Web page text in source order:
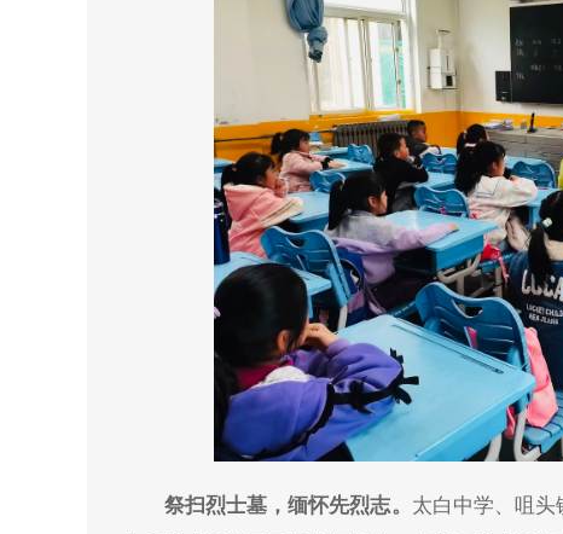
祭扫烈士墓，缅怀先烈志。 太白中学、咀头